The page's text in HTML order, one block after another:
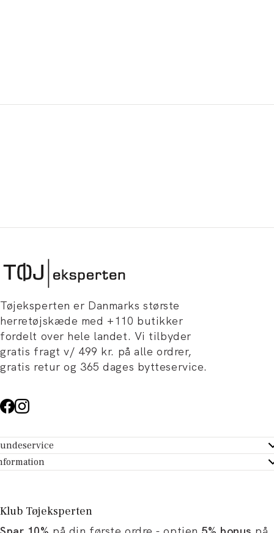
Tøjeksperten er Danmarks største
herretøjskæde med +110 butikker
fordelt over hele landet. Vi tilbyder
gratis fragt v/ 499 kr. på alle ordrer,
gratis retur og 365 dages bytteservice.
- Hjælpecenter
dit køb
Tøjeksperten
og artikler
Klub Tøjeksperten